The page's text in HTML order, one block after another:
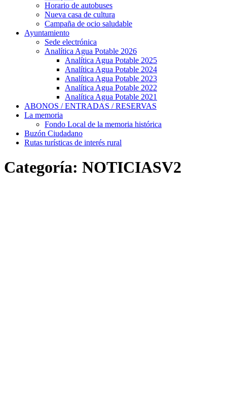
Horario de autobuses
Nueva casa de cultura
Campaña de ocio saludable
Ayuntamiento
Sede electrónica
Analítica Agua Potable 2026
Analítica Agua Potable 2025
Analítica Agua Potable 2024
Analítica Agua Potable 2023
Analítica Agua Potable 2022
Analítica Agua Potable 2021
ABONOS / ENTRADAS / RESERVAS
La memoria
Fondo Local de la memoria histórica
Buzón Ciudadano
Rutas turísticas de interés rural
Categoría: NOTICIASV2